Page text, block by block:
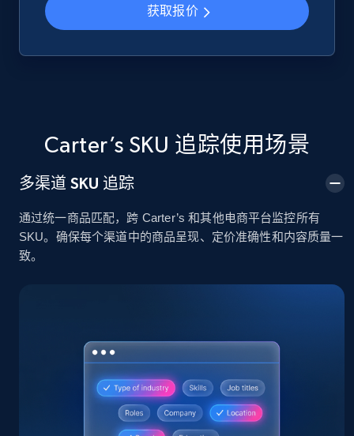
2.4K+ 199+ 立即开始
Google Shopping - collects products from
web using keywords
Rating, Reviews count, Images, Variations, and
2.4K+ 199+ 立即开始
Home Depot US
获取报价
Carter’s SKU 追踪使用场景
多渠道 SKU 追踪
通过统一商品匹配，跨 Carter’s 和其他电商平台监控所有
SKU。确保每个渠道中的商品呈现、定价准确性和内容质量一
致。